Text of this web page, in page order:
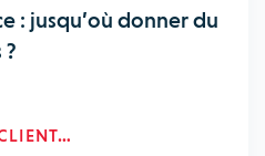
: jusqu’où donner du